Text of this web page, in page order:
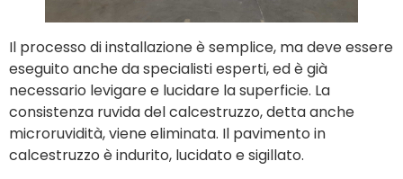
Il processo di installazione è semplice, ma deve essere
eseguito anche da specialisti esperti, ed è già
necessario levigare e lucidare la superficie. La
consistenza ruvida del calcestruzzo, detta anche
microruvidità, viene eliminata. Il pavimento in
calcestruzzo è indurito, lucidato e sigillato.